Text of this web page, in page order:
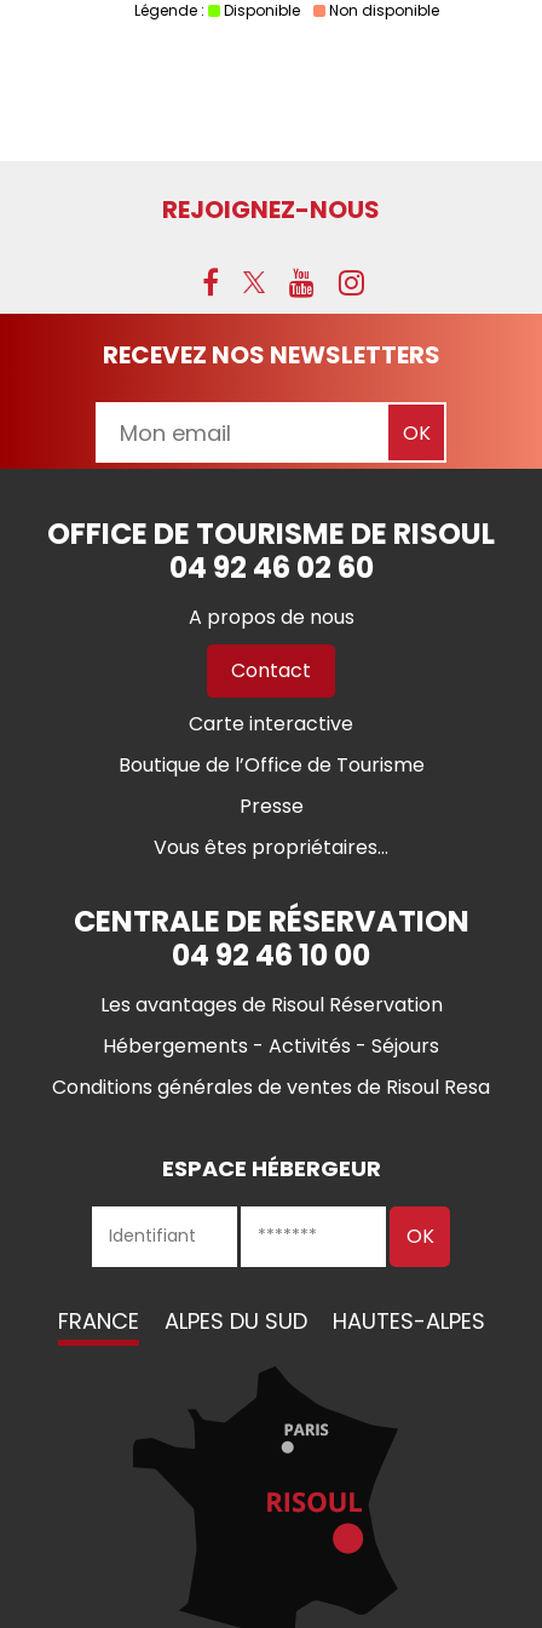
Légende : Disponible Non disponible
REJOIGNEZ-NOUS
RECEVEZ NOS NEWSLETTERS
OFFICE DE TOURISME DE RISOUL
04 92 46 02 60
A propos de nous
Contact
Carte interactive
Boutique de l’Office de Tourisme
Presse
Vous êtes propriétaires...
CENTRALE DE RÉSERVATION
04 92 46 10 00
Les avantages de Risoul Réservation
Hébergements - Activités - Séjours
Conditions générales de ventes de Risoul Resa
ESPACE HÉBERGEUR
FRANCE ALPES DU SUD HAUTES-ALPES